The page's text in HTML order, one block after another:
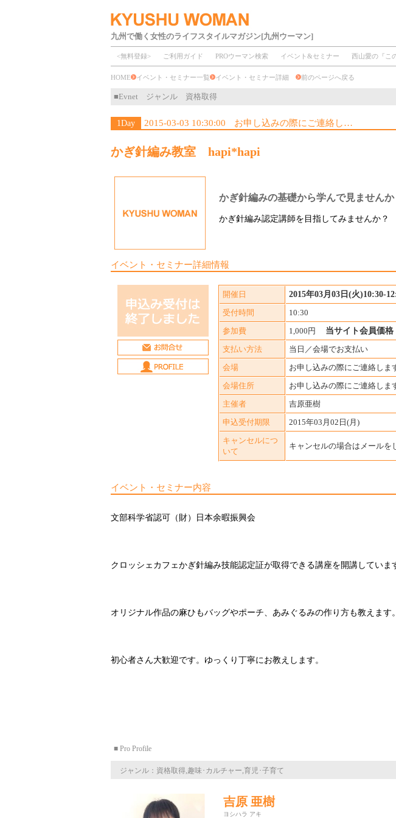
九州で働く女性のライフスタイルマガジン[九州ウーマン]
<無料登録> ご利用ガイド PROウーマン検索 イベント&セミナー 西山愛の『こ
HOME イベント・セミナー一覧 イベント・セミナー詳細 前のページへ戻る
■Evnet ジャンル 資格取得
1Day 2015-03-03 10:30:00 お申し込みの際にご連絡し…
かぎ針編み教室 hapi*hapi
かぎ針編みの基礎から学んで見ませんか
かぎ針編み認定講師を目指してみませんか？
イベント・セミナー詳細情報
開催日
2015年03月03日(火)10:30-
受付時間
10:30
参加費
1,000円 当サイト会員価
支払い方法
当日／会場でお支払い
会場
お申し込みの際にご連絡しま
会場住所
お申し込みの際にご連絡しま
主催者
吉原亜樹
申込受付期限
2015年03月02日(月)
キャンセルにつ
いて
キャンセルの場合はメールを
イベント・セミナー内容
文部科学省認可（財）日本余暇振興会
クロッシェカフェかぎ針編み技能認定証が取得できる講座を開講していま
オリジナル作品の麻ひもバッグやポーチ、あみぐるみの作り方も教えます。
初心者さん大歓迎です。ゆっくり丁寧にお教えします。
■ Pro Profile
ジャンル：資格取得,趣味･カルチャー,育児･子育て
吉原 亜樹
ヨシハラ アキ